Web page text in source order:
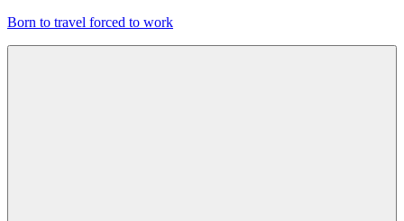
Zum
Born to travel forced to work